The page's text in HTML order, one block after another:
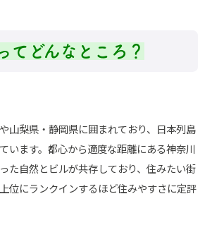
てどんなところ？
山梨県・静岡県に囲まれており、日本列島
います。都心から適度な距離にある神奈川
た自然とビルが共存しており、住みたい街
位にランクインするほど住みやすさに定評